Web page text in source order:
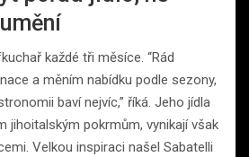
každé tři měsíce. “Rád
a měním nabídku podle sezony,
baví nejvíc,” říká. Jeho jídla
jihoitalským pokrmům, vynikají však
Velkou inspiraci našel Sabatelli